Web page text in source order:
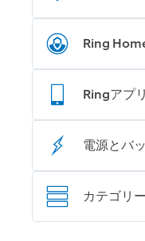
Ring
Ringアプ
電源とバ
カテゴリ‍